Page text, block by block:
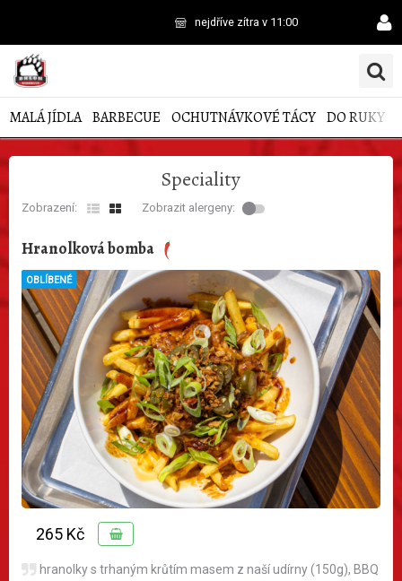
nejdříve zítra v 11:00
MALÁ JÍDLA BARBECUE OCHUTNÁVKOVÉ TÁCY DO RUKY
Speciality
Zobrazení: Zobrazit alergeny:
Hranolková bomba
OBLÍBENÉ
265 Kč
hranolky s trhaným krůtím masem z naší udírny (150g), BBQ